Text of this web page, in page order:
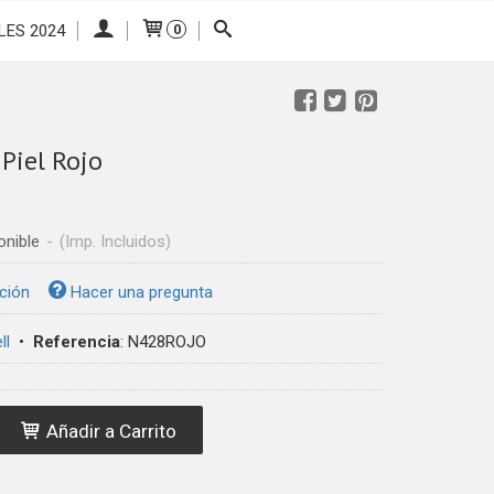
2024 0
Rojo
- (Imp. Incluidos)
Hacer una pregunta
• Referencia: N428ROJO
Añadir a Carrito